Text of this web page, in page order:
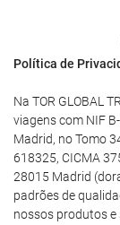
Política de
Na TOR GLOBAL
viagens com NIF
Madrid, no Tomo
618325, CICMA
28015 Madrid
padrões de
nossos produtos e